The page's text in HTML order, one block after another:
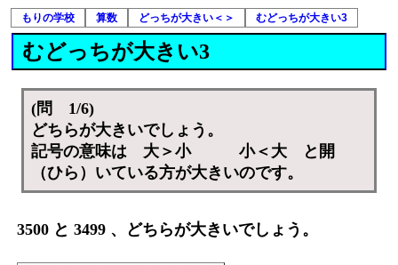
もりの学校 算数 どっちが大きい＜＞ むどっちが大きい3
むどっちが大きい3
(問 1/6)
どちらが大きいでしょう。
記号の意味は 大＞小 小＜大 と開
（ひら）いている方が大きいのです。
3500 と 3499 、どちらが大きいでしょう。